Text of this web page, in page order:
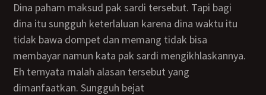
Dina paham maksud pak sardi tersebut. Tapi bagi
dina itu sungguh keterlaluan karena dina waktu itu
tidak bawa dompet dan memang tidak bisa
membayar namun kata pak sardi mengikhlaskannya.
Eh ternyata malah alasan tersebut yang
dimanfaatkan. Sungguh bejat